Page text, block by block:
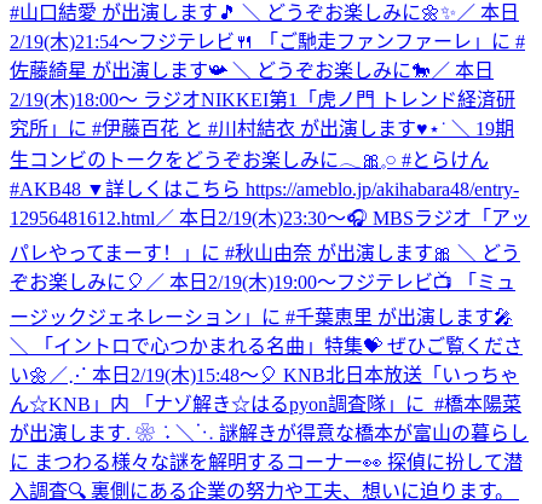
#山口結愛 が出演します🎵 ＼ どうぞお楽しみに🌼✨ ／ 本日
2/19(木)21:54～フジテレビ🍴 「ご馳走ファンファーレ」に #
佐藤綺星 が出演します📯 ＼ どうぞお楽しみに🐎 ／ 本日
2/19(木)18:00～ ラジオNIKKEI第1「虎ノ門 トレンド経済研
究所」に #伊藤百花 と #川村結衣 が出演します♥⋆˙ ＼ 19期
生コンビのトークをどうぞお楽しみに𓂃🎀𓈒𓏸 #とらけん
#AKB48 ▼詳しくはこちら https://ameblo.jp/akihabara48/entry-
12956481612.html ／ 本日2/19(木)23:30～🎧 MBSラジオ「アッ
パレやってまーす！」に #秋山由奈 が出演します🎀 ＼ どう
ぞお楽しみに🎈 ／ 本日2/19(木)19:00～フジテレビ📺 「ミュ
ージックジェネレーション」に #千葉恵里 が出演します🎤
＼ 「イントロで心つかまれる名曲」特集💝 ぜひご覧くださ
い🌼 ‎／⋰ ‎本日2/19(木)15:48～🎈 ‎KNB北日本放送「いっちゃ
ん☆KNB」内 ‎「ナゾ解き☆はるpyon調査隊」に ‎ ⁦‪#橋本陽菜‬⁩
が出演します. ❀ ݁ ˖ ‎＼⋱ ‎謎解きが得意な橋本が富山の暮らし
に ‎まつわる様々な謎を解明するコーナー👀 ‎探偵に扮して潜
入調査🔍 ‎裏側にある企業の努力や工夫、想いに迫ります。 ‎